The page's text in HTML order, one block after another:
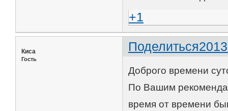
+1
Поделиться
Киса
Гость
Доброго времени
По Вашим
время от времени